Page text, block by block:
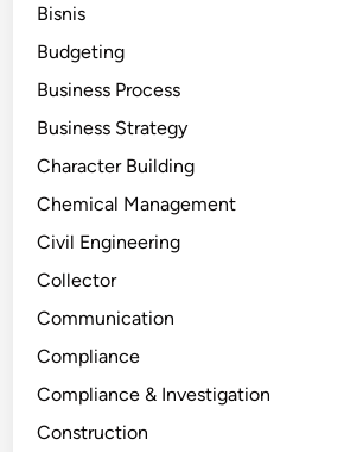
Bisnis
Budgeting
Business Process
Business Strategy
Character Building
Chemical Management
Civil Engineering
Collector
Communication
Compliance
Compliance & Investigation
Construction